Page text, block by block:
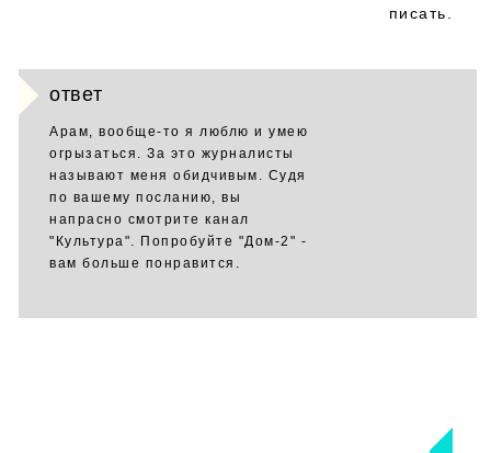
писать.
ответ
Арам, вообще-то я люблю и умею
огрызаться. За это журналисты
называют меня обидчивым. Судя
по вашему посланию, вы
напрасно смотрите канал
"Культура". Попробуйте "Дом-2" -
вам больше понравится.